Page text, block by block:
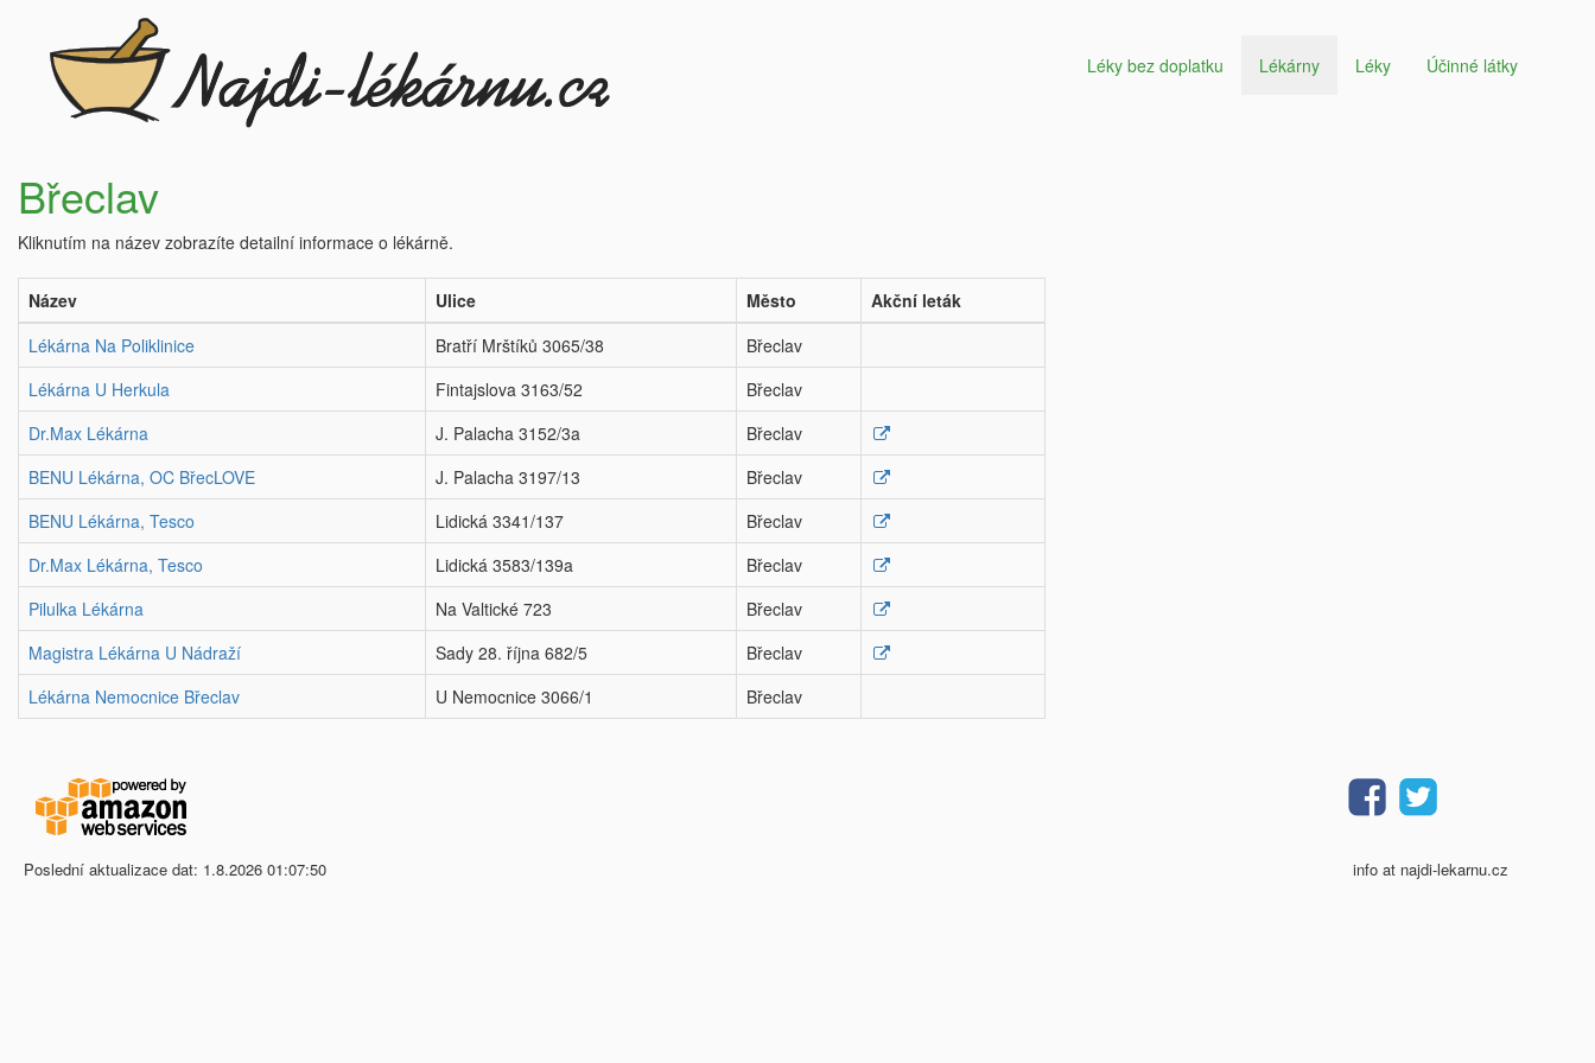
Léky bez doplatku Lékárny Léky Účinné látky
Břeclav
Kliknutím na název zobrazíte detailní informace o lékárně.
Název Ulice Město
Akční leták
Lékárna Na Poliklinice
Bratří Mrštíků 3065/38
Břeclav
Lékárna U Herkula
Fintajslova 3163/52
Břeclav
Dr.Max Lékárna
J. Palacha 3152/3a
Břeclav
BENU Lékárna, OC BřecLOVE
J. Palacha 3197/13
Břeclav
BENU Lékárna, Tesco
Lidická 3341/137
Břeclav
Dr.Max Lékárna, Tesco
Lidická 3583/139a
Břeclav
Pilulka Lékárna
Na Valtické 723
Břeclav
Magistra Lékárna U Nádraží
Sady 28. října 682/5
Břeclav
Lékárna Nemocnice Břeclav
U Nemocnice 3066/1 Břeclav
Poslední aktualizace dat: 1.8.2026 01:07:50 info at najdi-lekarnu.cz